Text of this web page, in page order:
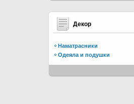
Декор
Наматрасники
Одеяла и подушки